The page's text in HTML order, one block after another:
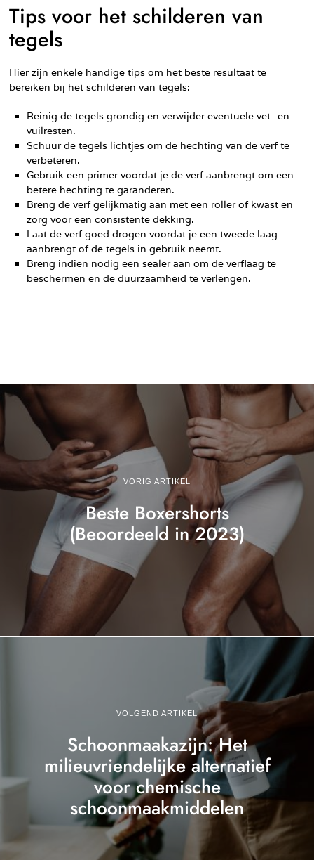
Tips voor het schilderen van
tegels
Hier zijn enkele handige tips om het beste resultaat te
bereiken bij het schilderen van tegels:
Reinig de tegels grondig en verwijder eventuele vet- en
vuilresten.
Schuur de tegels lichtjes om de hechting van de verf te
verbeteren.
Gebruik een primer voordat je de verf aanbrengt om een
betere hechting te garanderen.
Breng de verf gelijkmatig aan met een roller of kwast en
zorg voor een consistente dekking.
Laat de verf goed drogen voordat je een tweede laag
aanbrengt of de tegels in gebruik neemt.
Breng indien nodig een sealer aan om de verflaag te
beschermen en de duurzaamheid te verlengen.
VORIG ARTIKEL
Beste Boxershorts
(Beoordeeld in 2023)
VOLGEND ARTIKEL
Schoonmaakazijn: Het
milieuvriendelijke alternatief
voor chemische
schoonmaakmiddelen